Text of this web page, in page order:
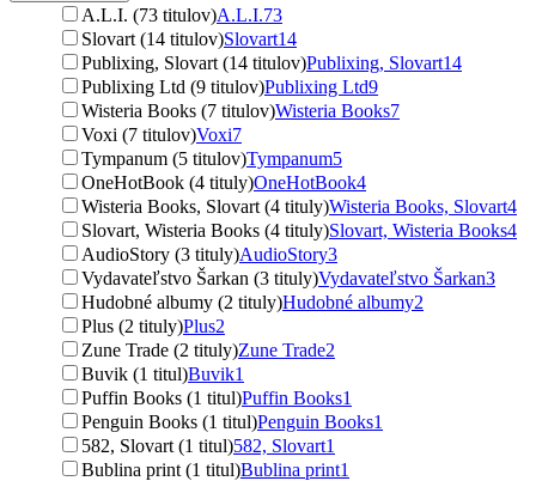
A.L.I. (73 titulov)A.L.I.73
Slovart (14 titulov)Slovart14
Publixing, Slovart (14 titulov)Publixing, Slovart14
Publixing Ltd (9 titulov)Publixing Ltd9
Wisteria Books (7 titulov)Wisteria Books7
Voxi (7 titulov)Voxi7
Tympanum (5 titulov)Tympanum5
OneHotBook (4 tituly)OneHotBook4
Wisteria Books, Slovart (4 tituly)Wisteria Books, Slovart4
Slovart, Wisteria Books (4 tituly)Slovart, Wisteria Books4
AudioStory (3 tituly)AudioStory3
Vydavateľstvo Šarkan (3 tituly)Vydavateľstvo Šarkan3
Hudobné albumy (2 tituly)Hudobné albumy2
Plus (2 tituly)Plus2
Zune Trade (2 tituly)Zune Trade2
Buvik (1 titul)Buvik1
Puffin Books (1 titul)Puffin Books1
Penguin Books (1 titul)Penguin Books1
582, Slovart (1 titul)582, Slovart1
Bublina print (1 titul)Bublina print1